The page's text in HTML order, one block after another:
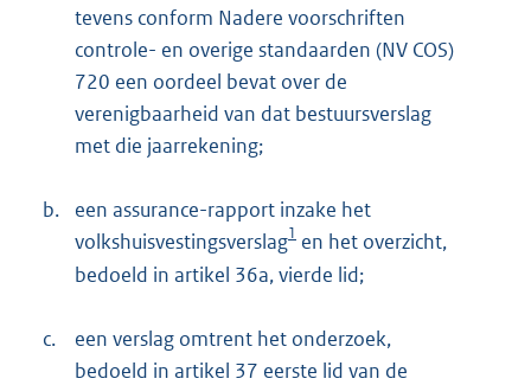
tevens conform Nadere voorschriften
controle- en overige standaarden (NV COS)
720 een oordeel bevat over de
verenigbaarheid van dat bestuursverslag
met die jaarrekening;
b.
een assurance-rapport inzake het
volkshuisvestingsverslag1 en het overzicht,
bedoeld in artikel 36a, vierde lid;
c.
een verslag omtrent het onderzoek,
bedoeld in artikel 37 eerste lid van de